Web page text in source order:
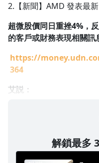
2.【新聞】AMD 發表最
超微股價同日重挫4%，
的客戶或財務表現相關訊
https://
364
艾説：
解鎖最多